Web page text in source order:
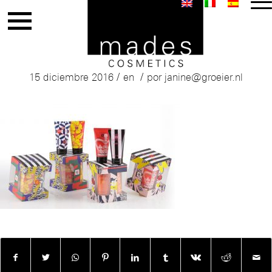
mades_greetings_boxes
15 diciembre 2016 / en / por janine@groeier.nl